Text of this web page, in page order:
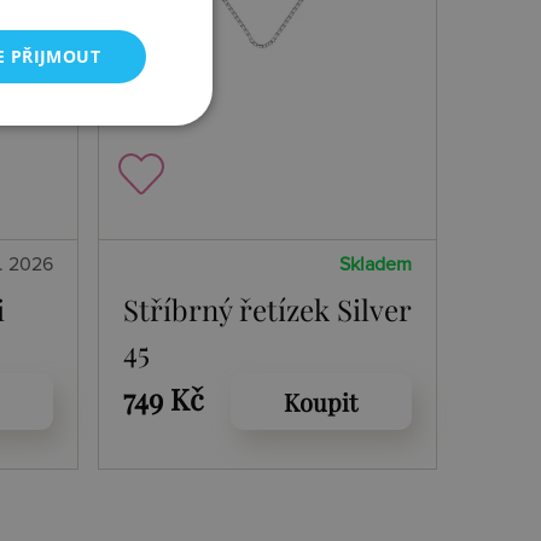
2026 Skladem
Stříbrný řetízek Silver
45
749 Kč
Koupit
PŘIJMOUT